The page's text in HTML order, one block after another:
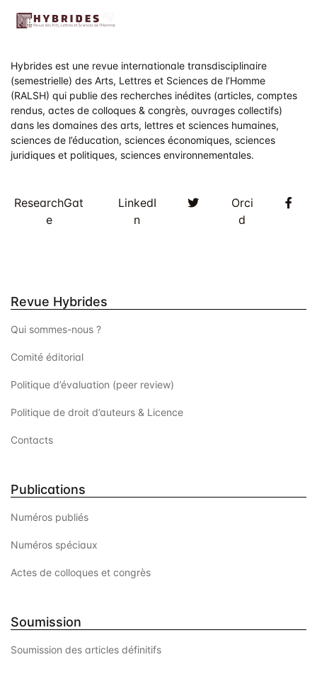
Hybrides est une revue internationale transdisciplinaire
(semestrielle) des Arts, Lettres et Sciences de l’Homme
(RALSH) qui publie des recherches inédites (articles, comptes
rendus, actes de colloques & congrès, ouvrages collectifs)
dans les domaines des arts, lettres et sciences humaines,
sciences de l’éducation, sciences économiques, sciences
juridiques et politiques, sciences environnementales.
ResearchGat
e
LinkedI
n
TwitterOrci
d
Revue Hybrides
Qui sommes-nous ?
Comité éditorial
Politique d’évaluation (peer review)
Politique de droit d’auteurs & Licence
Contacts
Publications
Numéros publiés
Numéros spéciaux
Actes de colloques et congrès
Soumission
Soumission des articles définitifs